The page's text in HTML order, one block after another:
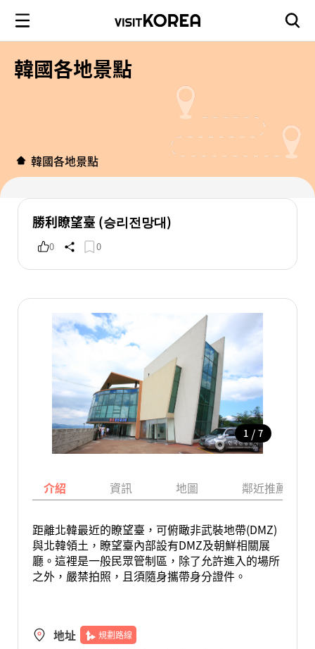
韓國各地景點
韓國各地景點
勝利瞭望臺 (승리전망대)
0 0
1 / 7
介紹 資訊 地圖 鄰近推薦景點
距離北韓最近的瞭望臺，可俯瞰非武裝地帶(DMZ)
與北韓領土，瞭望臺內部設有DMZ及朝鮮相關展
廳。這裡是一般民眾管制區，除了允許進入的場所
之外，嚴禁拍照，且須隨身攜帶身分證件。
地址 規劃路線